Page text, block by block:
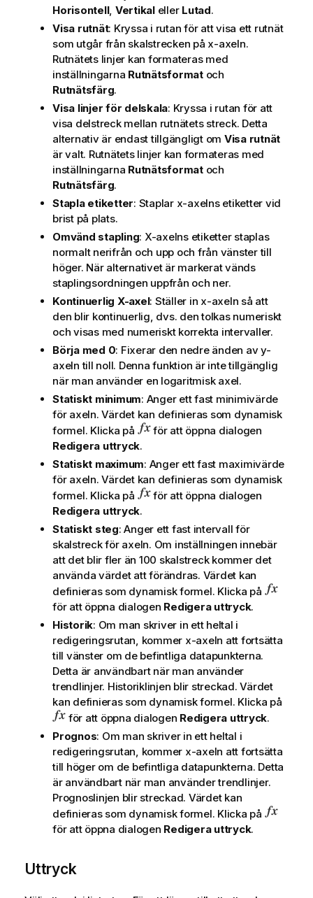
Horisontell, Vertikaleller Lutad.
Visa rutnät: Kryssa i rutan för att visa ett rutnät
som utgår från skalstrecken på x-axeln.
Rutnätets linjer kan formateras med
inställningarna Rutnätsformat och
Rutnätsfärg.
Visa linjer för delskala: Kryssa i rutan för att
visa delstreck mellan rutnätets streck. Detta
alternativ är endast tillgängligt om Visa rutnät
är valt. Rutnätets linjer kan formateras med
inställningarna Rutnätsformat och
Rutnätsfärg.
Stapla etiketter: Staplar x-axelns etiketter vid
brist på plats.
Omvänd stapling: X-axelns etiketter staplas
normalt nerifrån och upp och från vänster till
höger. När alternativet är markerat vänds
staplingsordningen uppfrån och ner.
Kontinuerlig X-axel: Ställer in x-axeln så att
den blir kontinuerlig, dvs. den tolkas numeriskt
och visas med numeriskt korrekta intervaller.
Börja med 0: Fixerar den nedre änden av y-
axeln till noll. Denna funktion är inte tillgänglig
när man använder en logaritmisk axel.
Statiskt minimum: Anger ett fast minimivärde
för axeln. Värdet kan definieras som dynamisk
formel. Klicka på
för att öppna dialogen
Redigera uttryck.
Statiskt maximum: Anger ett fast maximivärde
för axeln. Värdet kan definieras som dynamisk
formel. Klicka på
för att öppna dialogen
Redigera uttryck.
Statiskt steg: Anger ett fast intervall för
skalstreck för axeln. Om inställningen innebär
att det blir fler än 100 skalstreck kommer det
använda värdet att förändras. Värdet kan
definieras som dynamisk formel. Klicka på
för att öppna dialogen Redigera uttryck.
Historik: Om man skriver in ett heltal i
redigeringsrutan, kommer x-axeln att fortsätta
till vänster om de befintliga datapunkterna.
Detta är användbart när man använder
trendlinjer. Historiklinjen blir streckad. Värdet
kan definieras som dynamisk formel. Klicka på
för att öppna dialogen Redigera uttryck.
Prognos: Om man skriver in ett heltal i
redigeringsrutan, kommer x-axeln att fortsätta
till höger om de befintliga datapunkterna. Detta
är användbart när man använder trendlinjer.
Prognoslinjen blir streckad. Värdet kan
definieras som dynamisk formel. Klicka på
för att öppna dialogen Redigera uttryck.
Uttryck